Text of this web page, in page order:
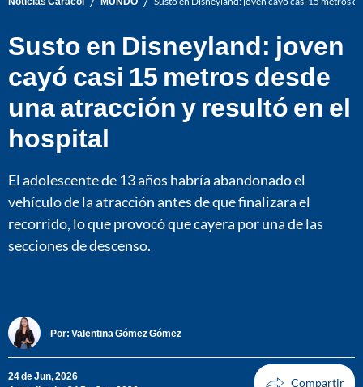
Susto en Disneyland: joven
cayó casi 15 metros desde
una atracción y resultó en el
hospital
El adolescente de 13 años habría abandonado el
vehículo de la atracción antes de que finalizara el
recorrido, lo que provocó que cayera por una de las
secciones de descenso.
Por: Valentina Gómez Gómez
24 de Jun, 2026